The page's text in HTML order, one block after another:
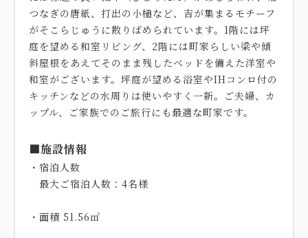
つなぎの唐紙、打出の小槌など、吉が集まるモチーフ
がそこらじゅうに散りばめられています。1階には坪
庭を望める和室リビング、2階には町家らしい梁や傾
斜屋根をあえてそのまま残したベッドを備えた洋室や
和室がございます。坪庭が望める浴室やIHコンロ付の
キッチンなどの水周りは使いやすく一新。ご夫婦、カ
ップル、ご家族でのご旅行にも最適な町家です。
■施設情報
・宿泊人数
最大ご宿泊人数：4名様
・面積 51.56㎡